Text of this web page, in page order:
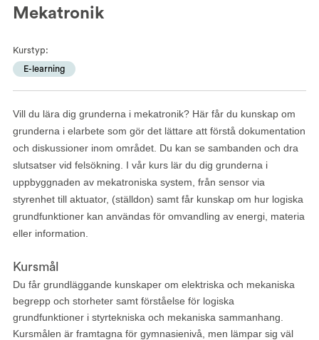
Mekatronik
Kurstyp:
E-learning
Vill du lära dig grunderna i mekatronik? Här får du kunskap om
grunderna i elarbete som gör det lättare att förstå dokumentation
och diskussioner inom området. Du kan se sambanden och dra
slutsatser vid felsökning. I vår kurs lär du dig grunderna i
uppbyggnaden av mekatroniska system, från sensor via
styrenhet till aktuator, (ställdon) samt får kunskap om hur logiska
grundfunktioner kan användas för omvandling av energi, materia
eller information.
Kursmål
Du får grundläggande kunskaper om elektriska och mekaniska
begrepp och storheter samt förståelse för logiska
grundfunktioner i styrtekniska och mekaniska sammanhang.
Kursmålen är framtagna för gymnasienivå, men lämpar sig väl